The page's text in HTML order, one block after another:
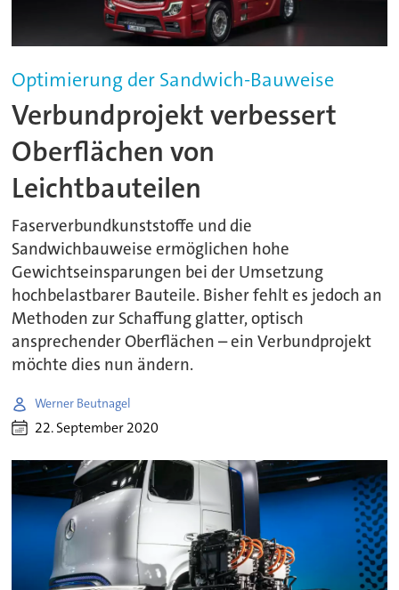
Optimierung der Sandwich-Bauweise
Verbundprojekt verbessert
Oberflächen von
Leichtbauteilen
Faserverbundkunststoffe und die
Sandwichbauweise ermöglichen hohe
Gewichtseinsparungen bei der Umsetzung
hochbelastbarer Bauteile. Bisher fehlt es jedoch an
Methoden zur Schaffung glatter, optisch
ansprechender Oberflächen – ein Verbundprojekt
möchte dies nun ändern.
Werner Beutnagel
22. September 2020